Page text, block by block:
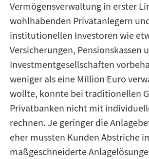
Vermögensverwaltung in erster
wohlhabenden Privatanlegern
institutionellen Investoren wie
Versicherungen, Pensionskassen
Investmentgesellschaften
weniger als eine Million Euro
wollte, konnte bei traditionellen
Privatbanken nicht mit
rechnen. Je geringer die
eher mussten Kunden Abstriche
maßgeschneiderte